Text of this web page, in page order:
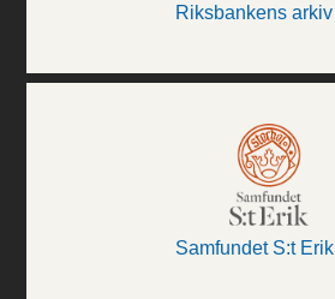
Riksbankens arkiv
Samfundet S:t Erik